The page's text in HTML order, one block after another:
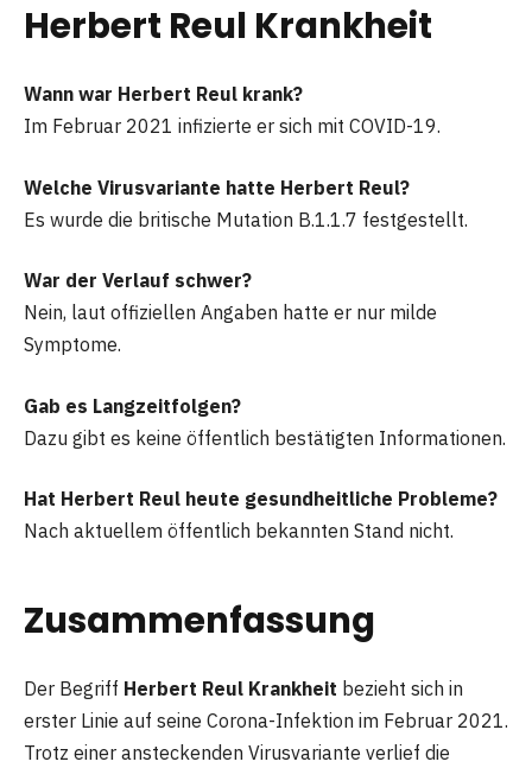
Herbert Reul Krankheit
Wann war Herbert Reul krank?
Im Februar 2021 infizierte er sich mit COVID-19.
Welche Virusvariante hatte Herbert Reul?
Es wurde die britische Mutation B.1.1.7 festgestellt.
War der Verlauf schwer?
Nein, laut offiziellen Angaben hatte er nur milde
Symptome.
Gab es Langzeitfolgen?
Dazu gibt es keine öffentlich bestätigten Informationen.
Hat Herbert Reul heute gesundheitliche Probleme?
Nach aktuellem öffentlich bekannten Stand nicht.
Zusammenfassung
Der Begriff Herbert Reul Krankheit bezieht sich in
erster Linie auf seine Corona-Infektion im Februar 2021.
Trotz einer ansteckenden Virusvariante verlief die